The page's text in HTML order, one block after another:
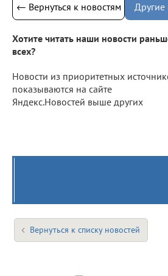
← Вернуться к новостям Другие
Хотите читать наши новости
всех?
Новости из приоритетных
показываются на сайте
Яндекс.Новостей выше других
Вернуться к списку новостей